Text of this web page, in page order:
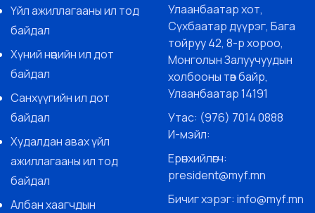
Үйл ажиллагааны ил тод
байдал
Хүний нөөцийн ил дот
байдал
Санхүүгийн ил дот
байдал
Худалдан авах үйл
ажиллагааны ил тод
байдал
Албан хаагчдын
Улаанбаатар хот,
Сүхбаатар дүүрэг, Бага
тойруу 42, 8-р хороо,
Монголын Залуучуудын
холбооны төв байр,
Улаанбаатар 14191
Утас: (976) 7014 0888
И-мэйл:
Ерөнхийлөгч:
president@myf.mn
Бичиг хэрэг: info@myf.mn